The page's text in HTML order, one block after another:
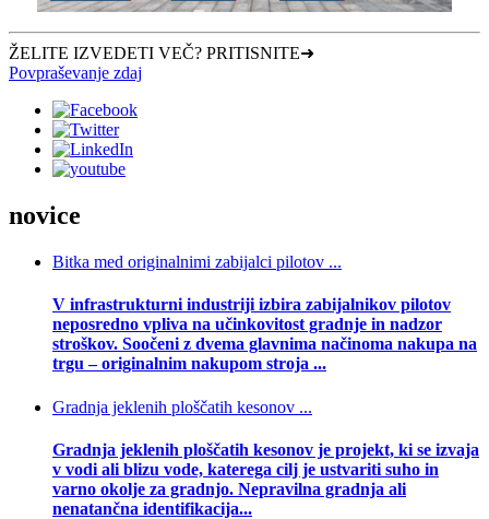
ŽELITE IZVEDETI VEČ? PRITISNITE➜
Povpraševanje zdaj
novice
Bitka med originalnimi zabijalci pilotov ...
V infrastrukturni industriji izbira zabijalnikov pilotov
neposredno vpliva na učinkovitost gradnje in nadzor
stroškov. Soočeni z dvema glavnima načinoma nakupa na
trgu – originalnim nakupom stroja ...
Gradnja jeklenih ploščatih kesonov ...
Gradnja jeklenih ploščatih kesonov je projekt, ki se izvaja
v vodi ali blizu vode, katerega cilj je ustvariti suho in
varno okolje za gradnjo. Nepravilna gradnja ali
nenatančna identifikacija...